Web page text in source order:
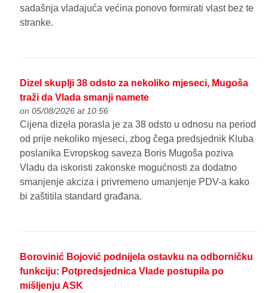
sadašnja vladajuća većina ponovo formirati vlast bez te
stranke.
Dizel skuplji 38 odsto za nekoliko mjeseci, Mugoša
traži da Vlada smanji namete
on 05/08/2026 at 10:56
Cijena dizela porasla je za 38 odsto u odnosu na period
od prije nekoliko mjeseci, zbog čega predsjednik Kluba
poslanika Evropskog saveza Boris Mugoša poziva
Vladu da iskoristi zakonske mogućnosti za dodatno
smanjenje akciza i privremeno umanjenje PDV-a kako
bi zaštitila standard građana.
Borovinić Bojović podnijela ostavku na odborničku
funkciju: Potpredsjednica Vlade postupila po
mišljenju ASK